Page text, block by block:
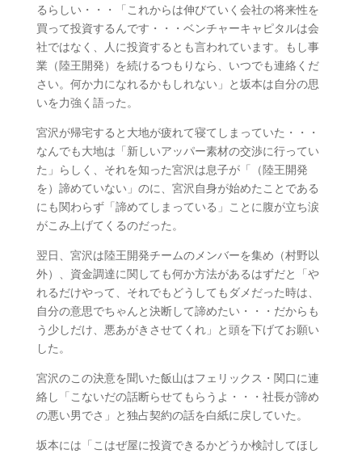
るらしい・・・「これからは伸びていく会社の将来性を
買って投資するんです・・・ベンチャーキャピタルは会
社ではなく、人に投資するとも言われています。もし事
業（陸王開発）を続けるつもりなら、いつでも連絡くだ
さい。何か力になれるかもしれない」と坂本は自分の思
いを力強く語った。
宮沢が帰宅すると大地が疲れて寝てしまっていた・・・
なんでも大地は「新しいアッパー素材の交渉に行ってい
た」らしく、それを知った宮沢は息子が「（陸王開発
を）諦めていない」のに、宮沢自身が始めたことである
にも関わらず「諦めてしまっている」ことに腹が立ち涙
がこみ上げてくるのだった。
翌日、宮沢は陸王開発チームのメンバーを集め（村野以
外）、資金調達に関しても何か方法があるはずだと「や
れるだけやって、それでもどうしてもダメだった時は、
自分の意思でちゃんと決断して諦めたい・・・だからも
う少しだけ、悪あがきさせてくれ」と頭を下げてお願い
した。
宮沢のこの決意を聞いた飯山はフェリックス・関口に連
絡し「こないだの話断らせてもらうよ・・・社長が諦め
の悪い男でさ」と独占契約の話を白紙に戻していた。
坂本には「こはぜ屋に投資できるかどうか検討してほし